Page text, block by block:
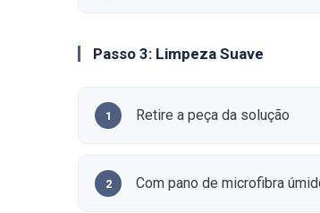
Passo 3: Limpeza Suave
Retire a peça da solução
Com pano de microfibra